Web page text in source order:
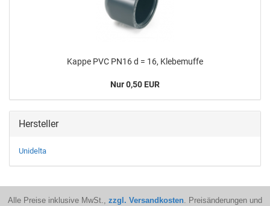
Kappe PVC PN16 d = 16, Kle­be­muf­fe
Nur 0,50 EUR
Hersteller
Unidelta
Alle Preise inklusive MwSt., zzgl. Versandkosten. Preisänderungen und